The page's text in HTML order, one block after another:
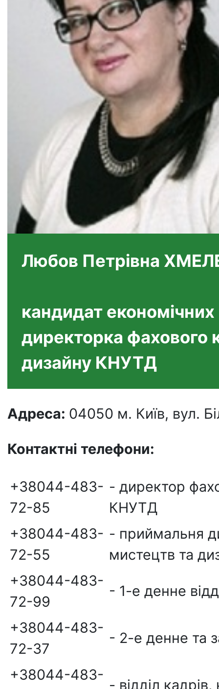
Любов Петрівна
кандидат
директорка фахового
дизайну КНУТД
Адреса: 04050 м. Київ, вул.
Контактні телефони:
+38044-483-
72-85
- директор
КНУТД
+38044-483-
72-55
- приймальня
мистецтв та
+38044-483-
72-99
- 1-е денне
+38044-483-
72-37
- 2-е денне та
+38044-483-
- відділ